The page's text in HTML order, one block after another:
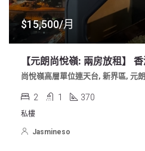
$15,500/月
尚悅嶺高層單位連天台, 新界區, 元朗
2 1 370
私樓
Jasmineso